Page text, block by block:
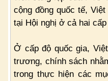
cộng đồng quốc tế,
tại Hội nghị ở cả hai
Ở cấp độ quốc gia,
trương, chính sách
trong thực hiện các